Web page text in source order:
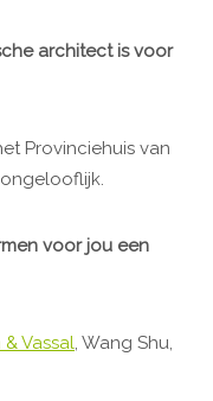
architect is voor
Provinciehuis van
voor jou een
Vassal, Wang Shu,